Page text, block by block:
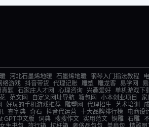
河北石墨烯地暖 石墨烯地暖 钢琴入门指法教程
络游戏 抖音带货 代理记账 雕塑 雕龙客 易学网
真题 石家庄人才网 心理咨询 兴趣爱好 单机游戏下
范文网 自定义网址导航 箱包网 小本创业项目 家
好玩的手机游戏推荐 雕塑网 代理招生 艺术培训
查字典 奇石 抖音代运营 十大品牌排行榜 电商设
GPT中文版 词典 搜搜作文 实用范文 铜雕 石雕